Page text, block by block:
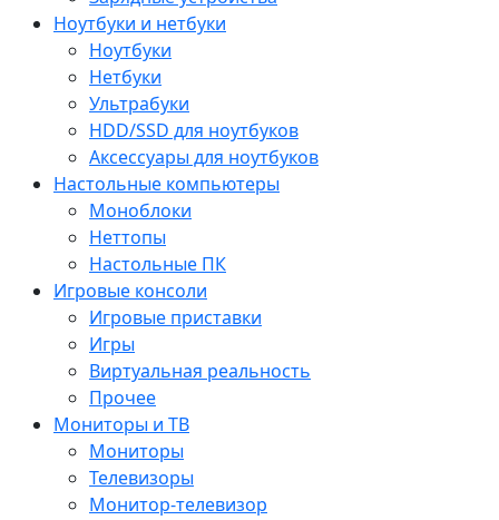
Ноутбуки и нетбуки
Ноутбуки
Нетбуки
Ультрабуки
HDD/SSD для ноутбуков
Аксессуары для ноутбуков
Настольные компьютеры
Моноблоки
Неттопы
Настольные ПК
Игровые консоли
Игровые приставки
Игры
Виртуальная реальность
Прочее
Мониторы и ТВ
Мониторы
Телевизоры
Монитор-телевизор